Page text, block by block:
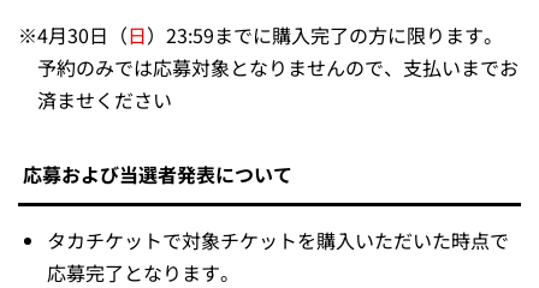
※4月30日（日）23:59までに購入完了の方に限ります。
予約のみでは応募対象となりませんので、支払いまでお
済ませください
応募および当選者発表について
タカチケットで対象チケットを購入いただいた時点で
応募完了となります。